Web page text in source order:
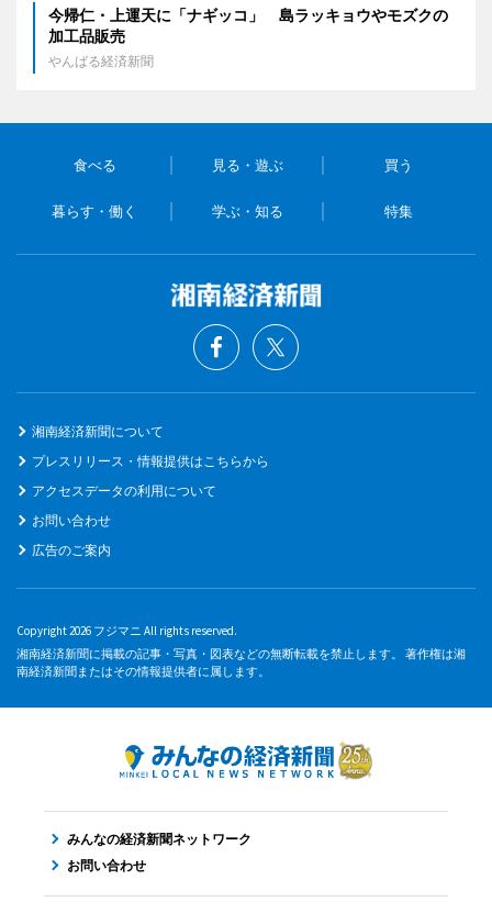
今帰仁・上運天に「ナギッコ」 島ラッキョウやモズクの
加工品販売
やんばる経済新聞
食べる 見る・遊ぶ 買う
暮らす・働く 学ぶ・知る 特集
湘南経済新聞について
プレスリリース・情報提供はこちらから
アクセスデータの利用について
お問い合わせ
広告のご案内
Copyright 2026 フジマニ All rights reserved.
湘南経済新聞に掲載の記事・写真・図表などの無断転載を禁止します。 著作権は湘
南経済新聞またはその情報提供者に属します。
みんなの経済新聞ネットワーク
お問い合わせ